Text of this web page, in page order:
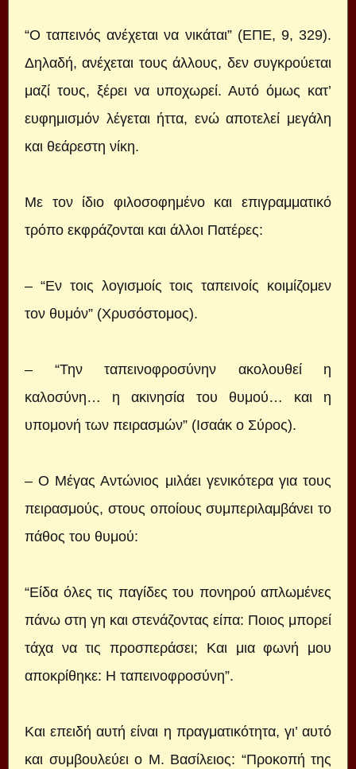
“Ο ταπεινός ανέχεται να νικάται” (ΕΠΕ, 9, 329).
Δηλαδή, ανέχεται τους άλλους, δεν συγκρούεται
μαζί τους, ξέρει να υποχωρεί. Αυτό όμως κατ’
ευφημισμόν λέγεται ήττα, ενώ αποτελεί μεγάλη
και θεάρεστη νίκη.
Με τον ίδιο φιλοσοφημένο και επιγραμματικό
τρόπο εκφράζονται και άλλοι Πατέρες:
– “Εν τοις λογισμοίς τοις ταπεινοίς κοιμίζομεν
τον θυμόν” (Χρυσόστομος).
– “Την ταπεινοφροσύνην ακολουθεί η
καλοσύνη… η ακινησία του θυμού… και η
υπομονή των πειρασμών” (Ισαάκ ο Σύρος).
– Ο Μέγας Αντώνιος μιλάει γενικότερα για τους
πειρασμούς, στους οποίους συμπεριλαμβάνει το
πάθος του θυμού:
“Είδα όλες τις παγίδες του πονηρού απλωμένες
πάνω στη γη και στενάζοντας είπα: Ποιος μπορεί
τάχα να τις προσπεράσει; Και μια φωνή μου
αποκρίθηκε: Η ταπεινοφροσύνη”.
Και επειδή αυτή είναι η πραγματικότητα, γι’ αυτό
και συμβουλεύει ο Μ. Βασίλειος: “Προκοπή της